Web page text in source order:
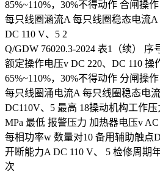
85%~110%，30%不得动作 合闸操
每只线圈涵流A 每只线圈稳态电流A
DC 110 V、5 2
Q/GDW 76020.3-2024 表1（续）
额定操作电压v DC 220、DC 110 操
65%~110%，30%不得动作 分闸操
每只线圈涌电流A 每只线圈稳态电
DC110V、5 最高 18操动机构工作压
MPa 最低 报警压力 加热器电压v AC
每相功率w 数量对10 备用辅助触点
开断能力A DC 110 V、 5 检修周期
次